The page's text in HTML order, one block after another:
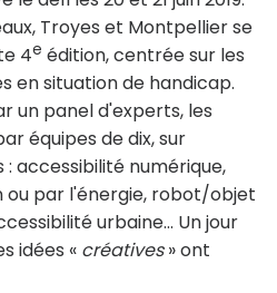
Troyes et Montpellier se
4e édition, centrée sur les
en situation de handicap.
un panel d'experts, les
équipes de dix, sur
accessibilité numérique,
ou par l'énergie, robot/objet
urbaine... Un jour
idées « créatives» ont